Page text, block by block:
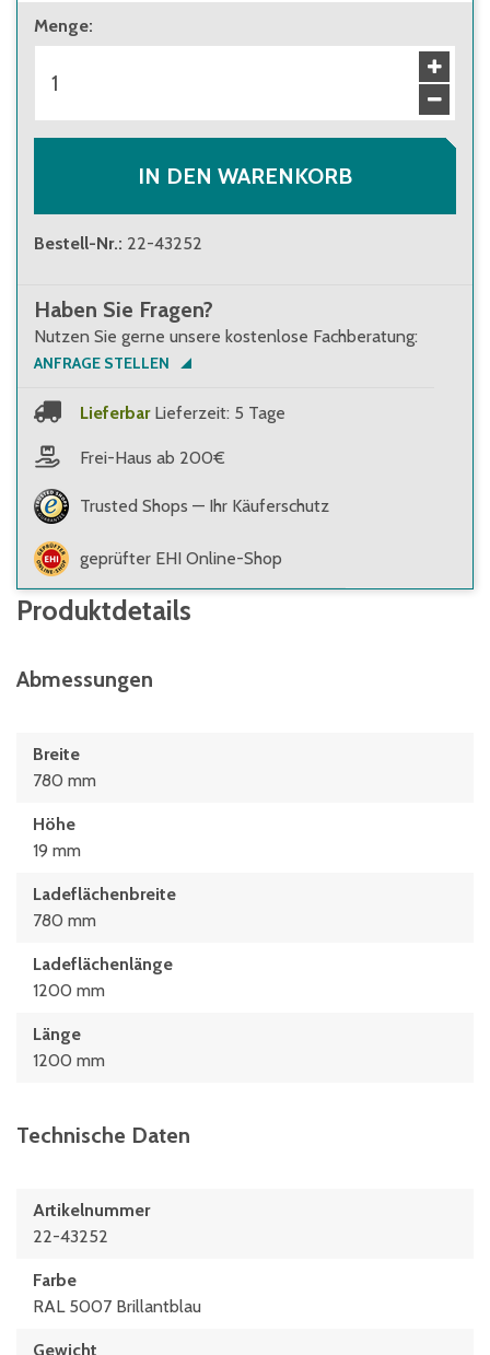
Menge:
IN DEN WARENKORB
Bestell-Nr.: 22-43252
Haben Sie Fragen?
Nutzen Sie gerne unsere kostenlose Fachberatung:
ANFRAGE STELLEN
Lieferbar Lieferzeit: 5 Tage
Frei-Haus ab 200€
Trusted Shops — Ihr Käuferschutz
geprüfter EHI Online-Shop
Produktdetails
Abmessungen
Breite
780 mm
Höhe
19 mm
Ladeflächenbreite
780 mm
Ladeflächenlänge
1200 mm
Länge
1200 mm
Technische Daten
Artikelnummer
22-43252
Farbe
RAL 5007 Brillantblau
Gewicht